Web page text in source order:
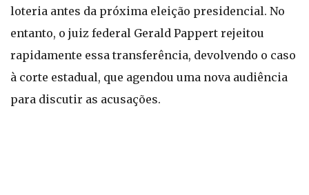
loteria antes da próxima eleição presidencial. No
entanto, o juiz federal Gerald Pappert rejeitou
rapidamente essa transferência, devolvendo o caso
à corte estadual, que agendou uma nova audiência
para discutir as acusações.